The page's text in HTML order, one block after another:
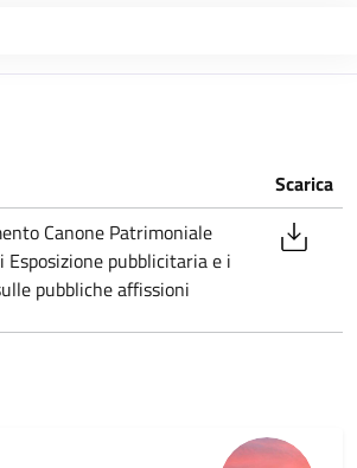
Scarica
Canone Patrimoniale
Esposizione pubblicitaria e i
pubbliche affissioni